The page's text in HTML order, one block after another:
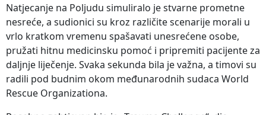
Natjecanje na Poljudu simuliralo je stvarne prometne
nesreće, a sudionici su kroz različite scenarije morali u
vrlo kratkom vremenu spašavati unesrećene osobe,
pružati hitnu medicinsku pomoć i pripremiti pacijente za
daljnje liječenje. Svaka sekunda bila je važna, a timovi su
radili pod budnim okom međunarodnih sudaca World
Rescue Organizationa.